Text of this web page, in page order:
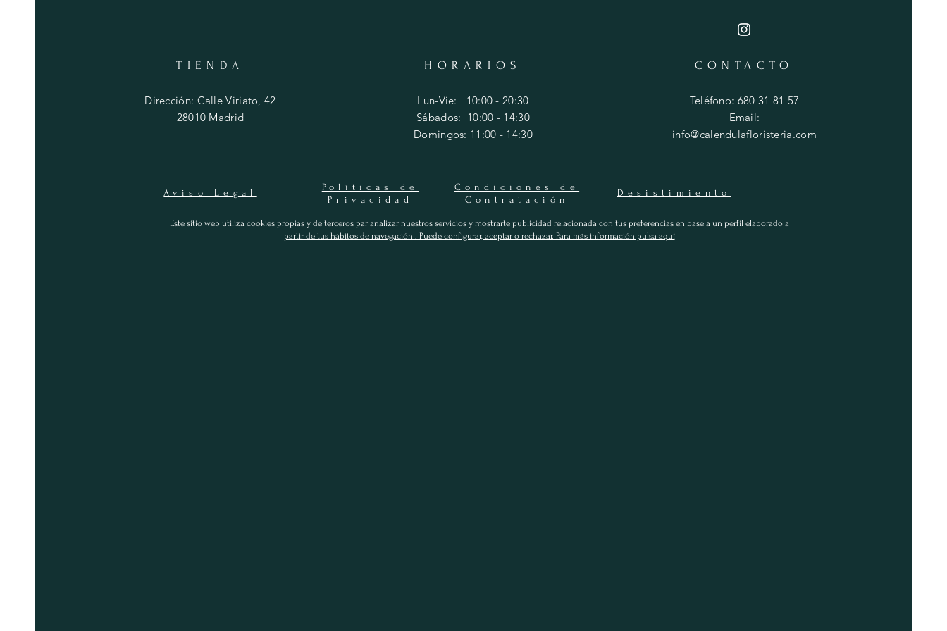
TIENDA
Dirección: Calle Viriato, 42
28010 Madrid
HORARIOS
Lun-Vie: 10:00 - 20:30
​​Sábados: 10:00 - 14:30
​Domingos: 11 :00 - 14:30
CONTACTO
Teléfono: 680 31 81 57
Email:
info@calendulafloristeria.com
Políticas de
Privacidad
Aviso Legal
Condiciones de
Contratación
Desistimiento
Este sitio web utiliza cookies propias y de terceros par analizar nuestros servicios y mostrarte publicidad relacionada con tus preferencias en base a un perfil elaborado a
partir de tus hábitos de navegación . Puede configurar, aceptar o rechazar. Para más información pulsa aquí